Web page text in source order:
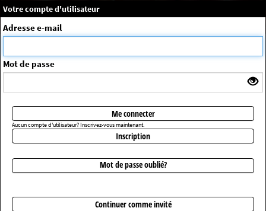
Message système
La séance choisie n'a pas été trouvée
Votre compte d'utilisateur
Adresse e-mail
Mot de passe
Me connecter
Aucun compte d'utilisateur? Inscrivez-vous maintenant.
Inscription
Mot de passe oublié?
Continuer comme invité